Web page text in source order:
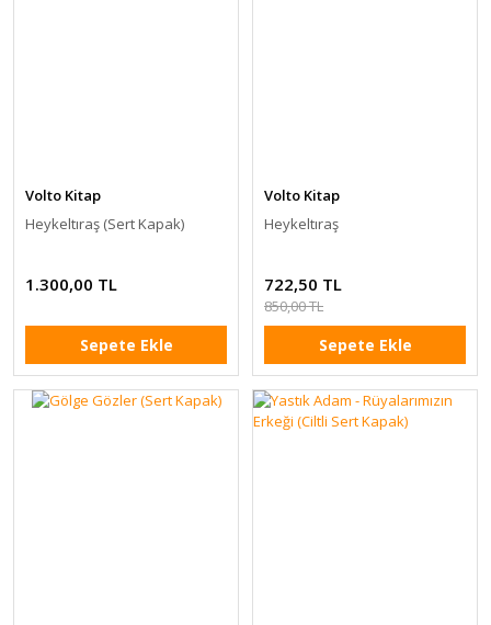
Volto Kitap
Heykeltıraş (Sert Kapak)
1.300,00 TL
Sepete Ekle
Volto Kitap
Heykeltıraş
722,50 TL
850,00 TL
Sepete Ekle